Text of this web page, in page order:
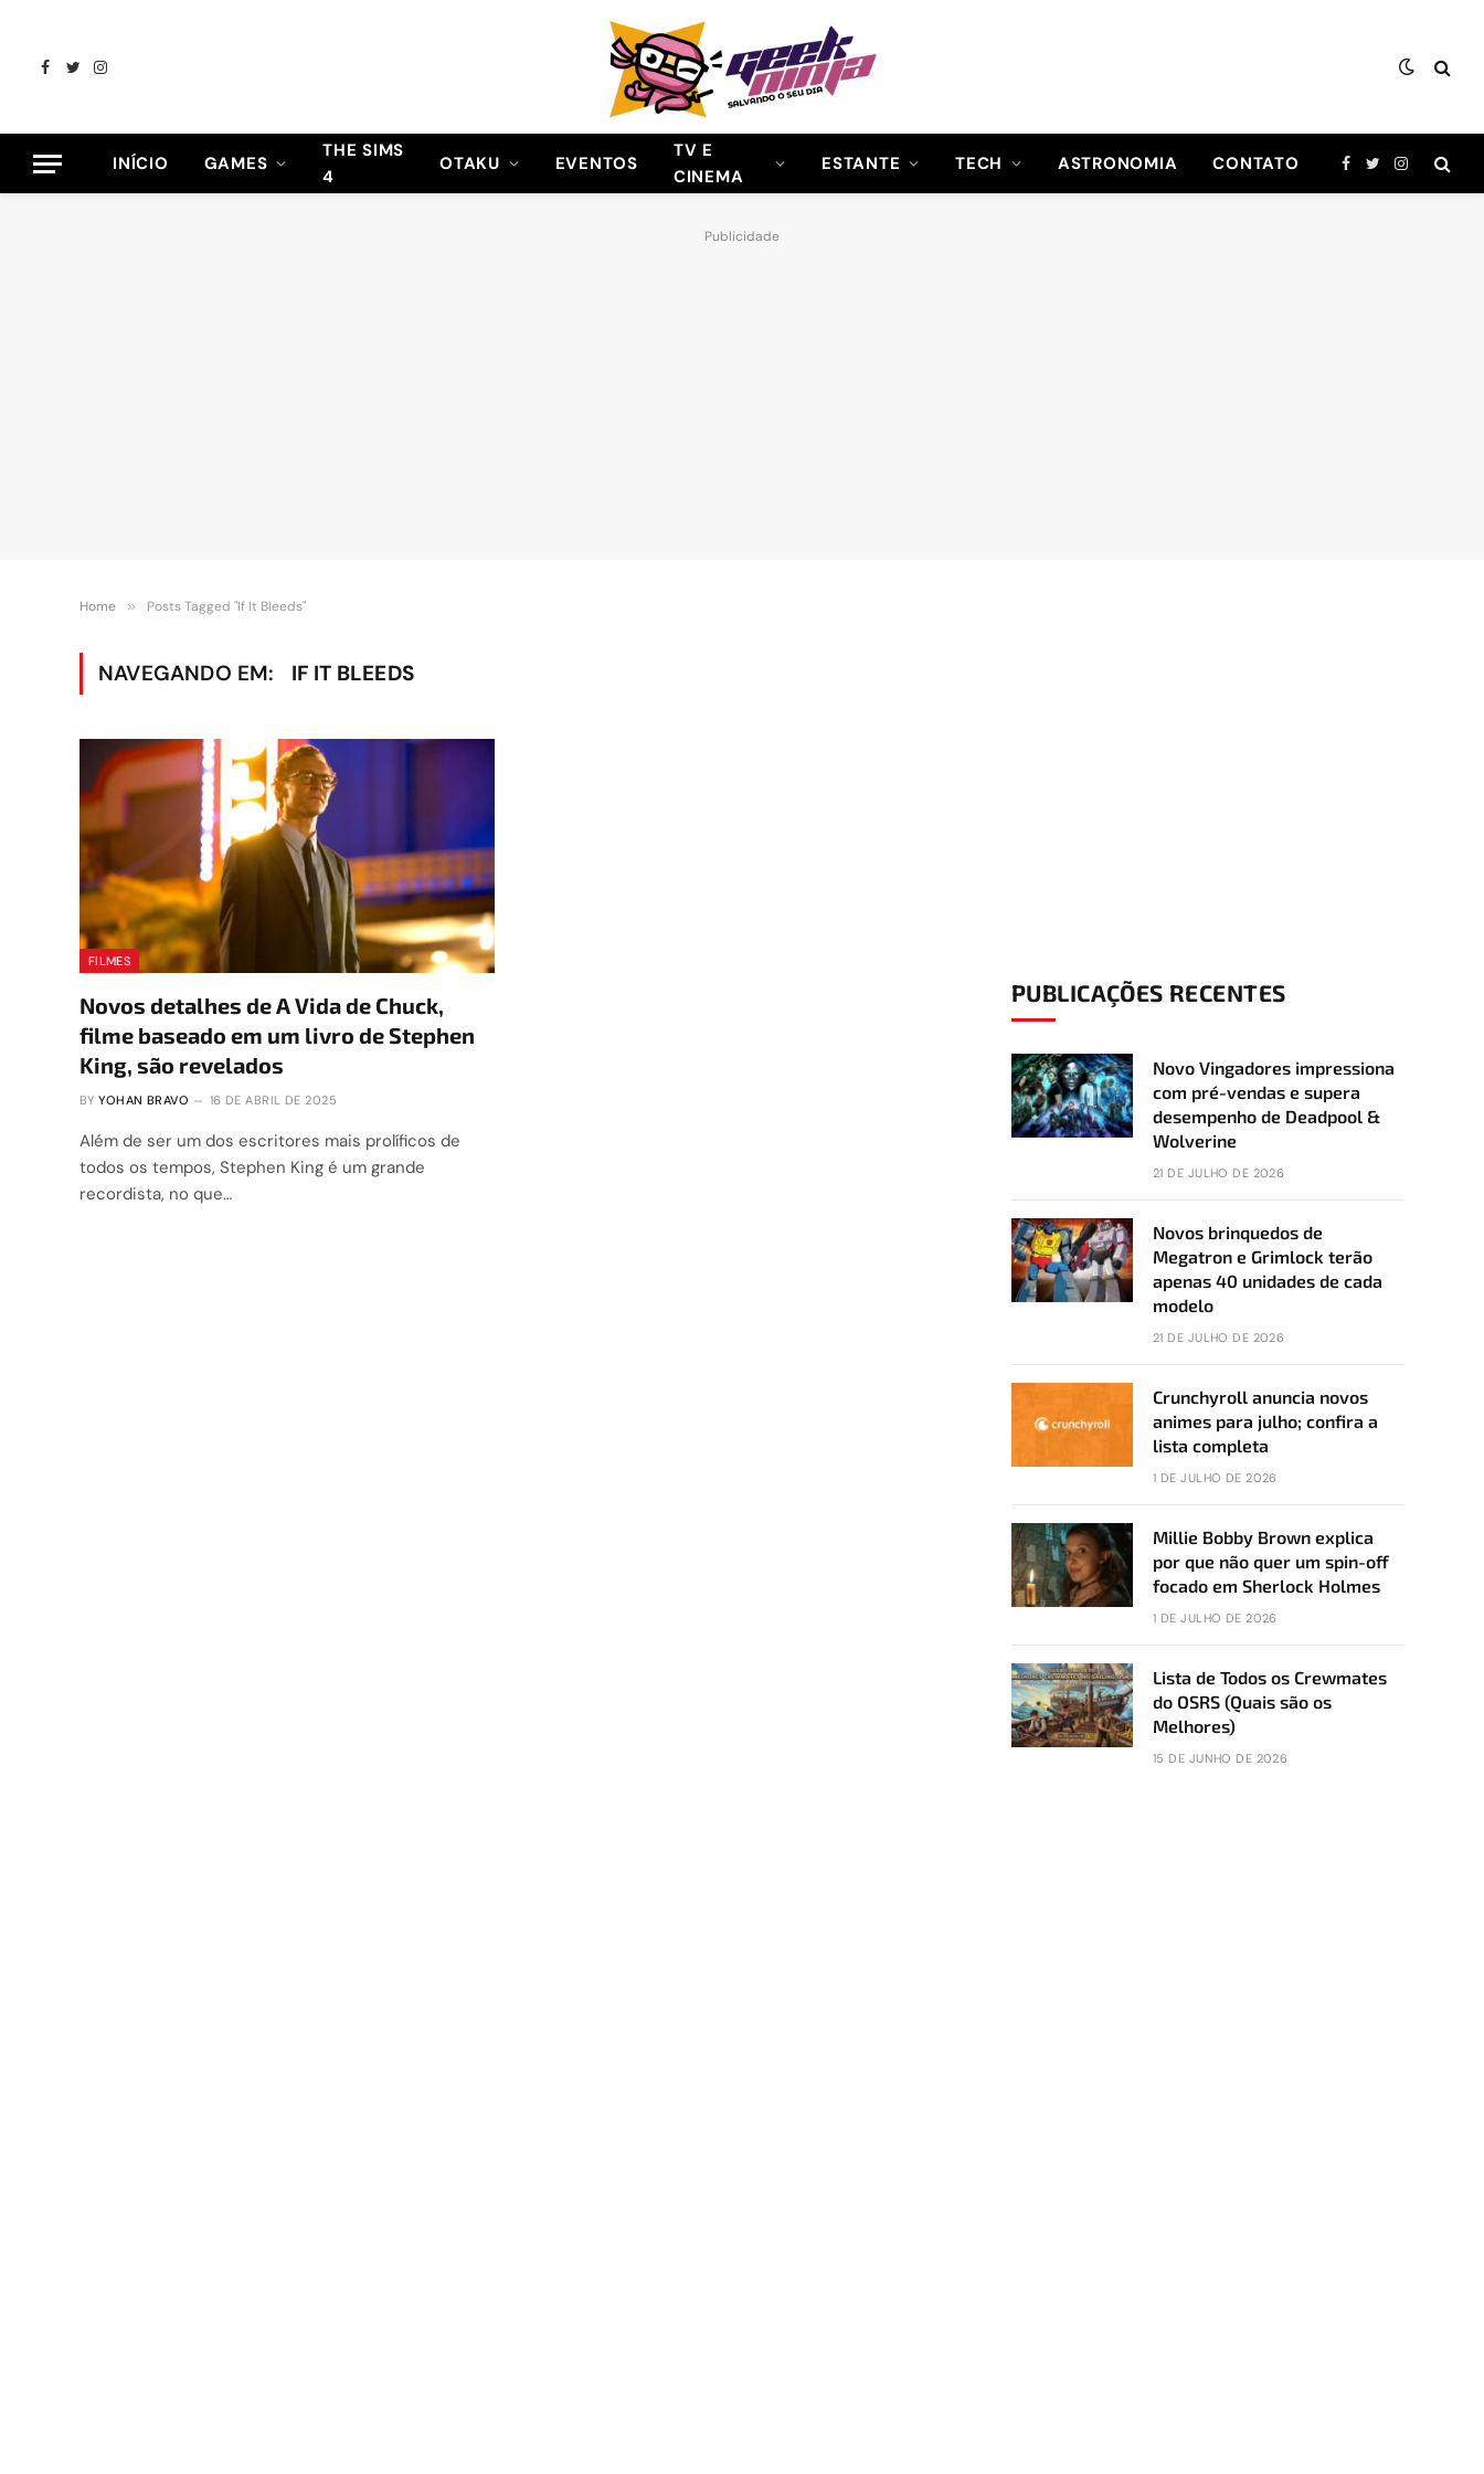
Facebook
TwitterInstagram
INÍCIO GAMES
THE SIMS
4
OTAKU EVENTOS
TV E
CINEMA
ESTANTE TECH ASTRONOMIA CONTATO Facebook
TwitterInstagram
Publicidade
Home » Posts Tagged "If It Bleeds"
NAVEGANDO EM: IF IT BLEEDS
FILMES
Novos detalhes de A Vida de Chuck,
filme baseado em um livro de Stephen
King, são revelados
BY YOHAN BRAVO 16 DE ABRIL DE 2025
Além de ser um dos escritores mais prolíficos de
todos os tempos, Stephen King é um grande
recordista, no que…
PUBLICAÇÕES RECENTES
Novo Vingadores impressiona
com pré-vendas e supera
desempenho de Deadpool &
Wolverine
21 DE JULHO DE 2026
Novos brinquedos de
Megatron e Grimlock terão
apenas 40 unidades de cada
modelo
21 DE JULHO DE 2026
Crunchyroll anuncia novos
animes para julho; confira a
lista completa
1 DE JULHO DE 2026
Millie Bobby Brown explica
por que não quer um spin-off
focado em Sherlock Holmes
1 DE JULHO DE 2026
Lista de Todos os Crewmates
do OSRS (Quais são os
Melhores)
15 DE JUNHO DE 2026